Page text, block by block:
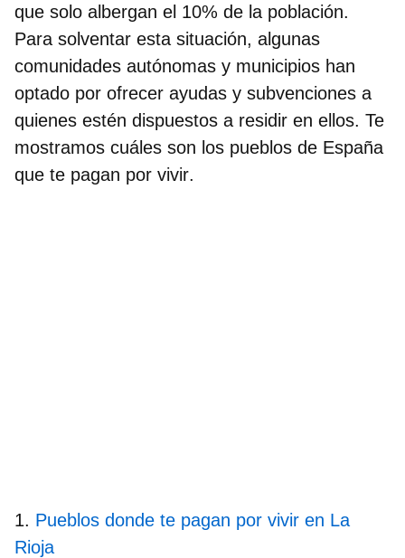
que solo albergan el 10% de la población.
Para solventar esta situación, algunas
comunidades autónomas y municipios han
optado por ofrecer ayudas y subvenciones a
quienes estén dispuestos a residir en ellos. Te
mostramos cuáles son los pueblos de España
que te pagan por vivir.
Pueblos donde te pagan por vivir en La
Rioja